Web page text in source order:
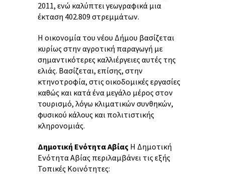
2011, ενώ καλύπτει γεωγραφικά μια
έκταση 402.809 στρεμμάτων.
Η οικονομία του νέου Δήμου βασίζεται
κυρίως στην αγροτική παραγωγή με
σημαντικότερες καλλιέργειες αυτές της
ελιάς. Βασίζεται, επίσης, στην
κτηνοτροφία, στις οικοδομικές εργασίες
καθώς και κατά ένα μεγάλο μέρος στον
τουρισμό, λόγω κλιματικών συνθηκών,
φυσικού κάλους και πολιτιστικής
κληρονομιάς.
Δημοτική Ενότητα Αβίας Η Δημοτική
Ενότητα Αβίας περιλαμβάνει τις εξής
Τοπικές Κοινότητες: